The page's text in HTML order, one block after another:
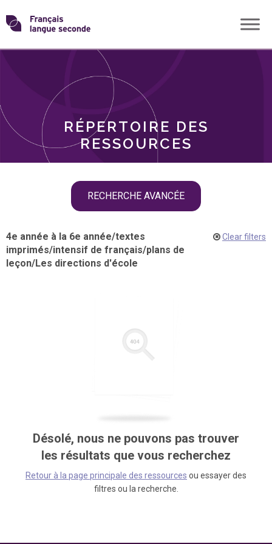
Skip
toTransformons
langue
RÉPERTOIRE DES
RESSOURCES
RECHERCHE AVANCÉE
THÈMES
4e année à la 6e année/textes
imprimés/intensif de français/plans de
leçon/Les directions d'école
Clear filters
Désolé, nous ne pouvons pas trouver
les résultats que vous recherchez
Retour à la page principale des ressources ou essayer des
filtres ou la recherche.